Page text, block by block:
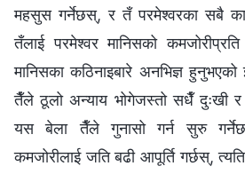
महसुस गर्नेछस्, र तँ परमेश्‍वरका सबै
तँलाई परमेश्‍वर मानिसको
मानिसका कठिनाइबारे अनभिज्ञ
तैँले ठूलो अन्याय भोगेजस्तो सधैँ दुःखी
यस बेला तैँले गुनासो गर्न सुरु
कमजोरीलाई जति बढी आपूर्ति गर्छस्,